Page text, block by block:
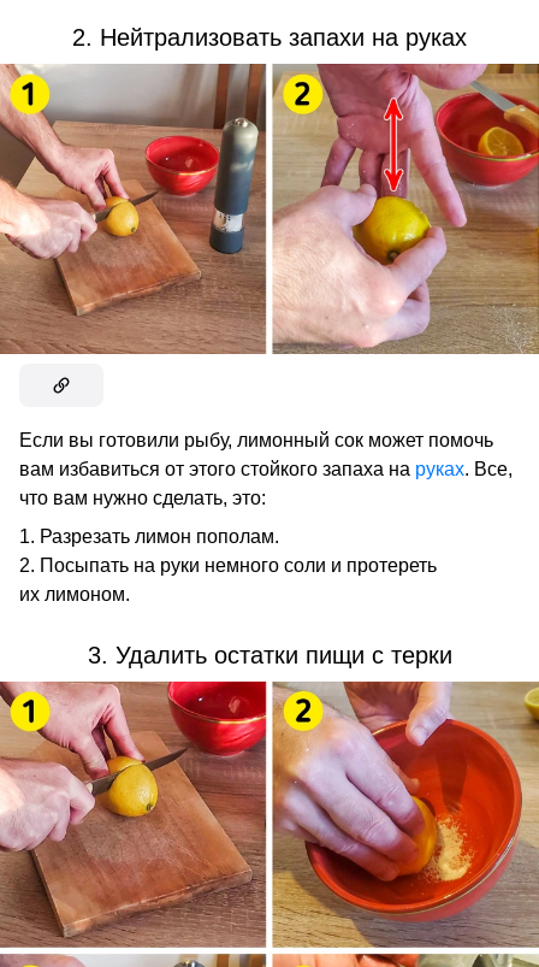
2. Нейтрализовать запахи на руках
Если вы готовили рыбу, лимонный сок может помочь
вам избавиться от этого стойкого запаха на руках. Все,
что вам нужно сделать, это:
Разрезать лимон пополам.
Посыпать на руки немного соли и протереть
их лимоном.
3. Удалить остатки пищи с терки